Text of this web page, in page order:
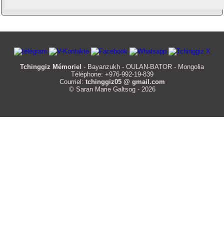
Tchinggiz Mémoriel - Bayanzukh - OULAN-BATOR - Mongolia
Téléphone: +976-992-19-839
Courriel: tchinggiz05 @ gmail.com
© Saran Marie Galtsog - 2026